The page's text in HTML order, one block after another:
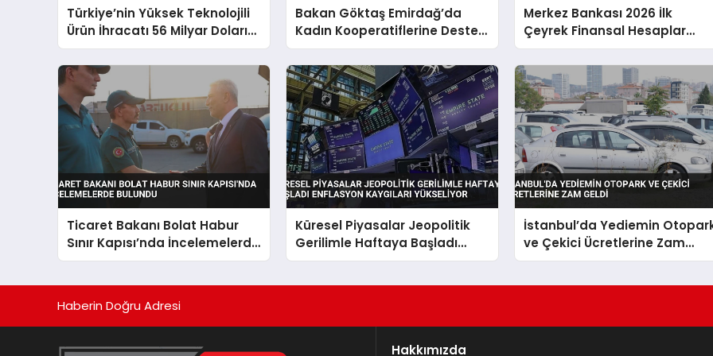
Türkiye’nin Yüksek Teknolojili
Ürün İhracatı 56 Milyar Doları
Aştı
Bakan Göktaş Emirdağ’da
Kadın Kooperatiflerine Destek
Vurgusu
Merkez Bankası 2026 İlk
Çeyrek Finansal Hesaplar
Raporunu Açıkladı
Ticaret Bakanı Bolat Habur
Sınır Kapısı’nda İncelemelerde
Bulundu
Küresel Piyasalar Jeopolitik
Gerilimle Haftaya Başladı
Enflasyon Kaygıları Yükseliyor
İstanbul’da Yediemin
ve Çekici Ücretlerine Zam
Geldi
Haberin Doğru Adresi
Hakkımızda